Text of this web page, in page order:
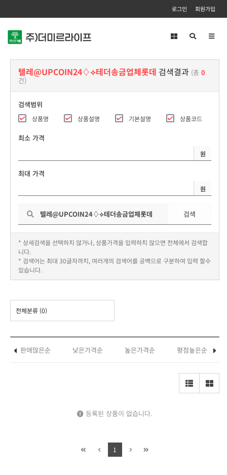
로그인 회원가입
텔레@UPCOIN24♢⟡테더송금업체롯데 검색결과 (총 0
건)
검색범위
상품명 상품설명 기본설명 상품코드
최소 가격
원
최대 가격
원
검색
* 상세검색을 선택하지 않거나, 상품가격을 입력하지 않으면 전체에서 검색합
니다.
* 검색어는 최대 30글자까지, 여러개의 검색어를 공백으로 구분하여 입력 할수
있습니다.
전체분류 (0)
판매많은순 낮은가격순 높은가격순 평점높은순
등록된 상품이 없습니다.
1